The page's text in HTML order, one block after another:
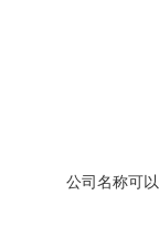
公司名称可